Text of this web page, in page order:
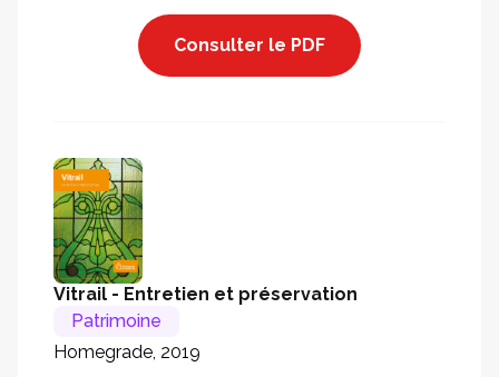
Consulter le PDF
Vitrail - Entretien et préservation
Patrimoine
Homegrade, 2019